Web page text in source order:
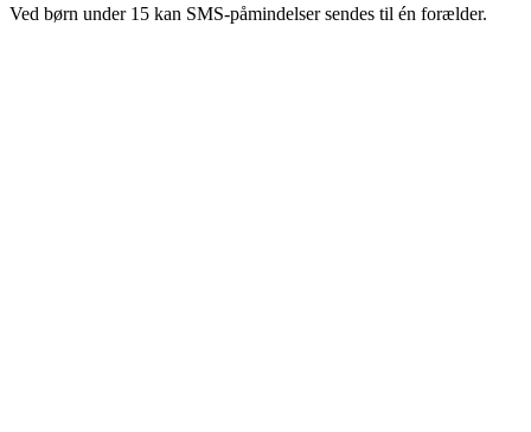
Ved børn under 15 kan SMS-påmindelser sendes til én forælder.